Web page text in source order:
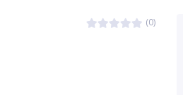
(0)